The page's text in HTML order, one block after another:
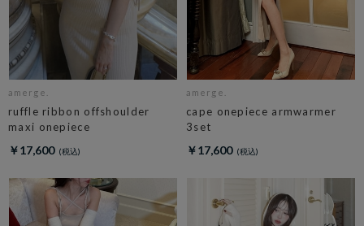
amerge.
ruffle ribbon offshoulder
maxi onepiece
￥17,600
amerge.
cape onepiece armwarmer
3set
￥17,600